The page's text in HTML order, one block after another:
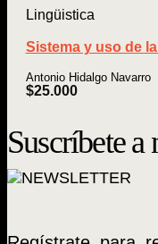
Lingüistica
Sistema y uso de
Antonio Hidalgo Navarro
$25.000
Suscríbete a